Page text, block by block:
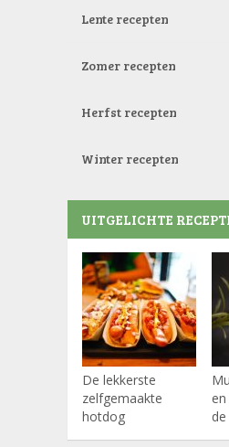
Lente recepten
Zomer recepten
Herfst recepten
Winter recepten
UITGELICHTE
De lekkerste
zelfgemaakte
hotdog
de